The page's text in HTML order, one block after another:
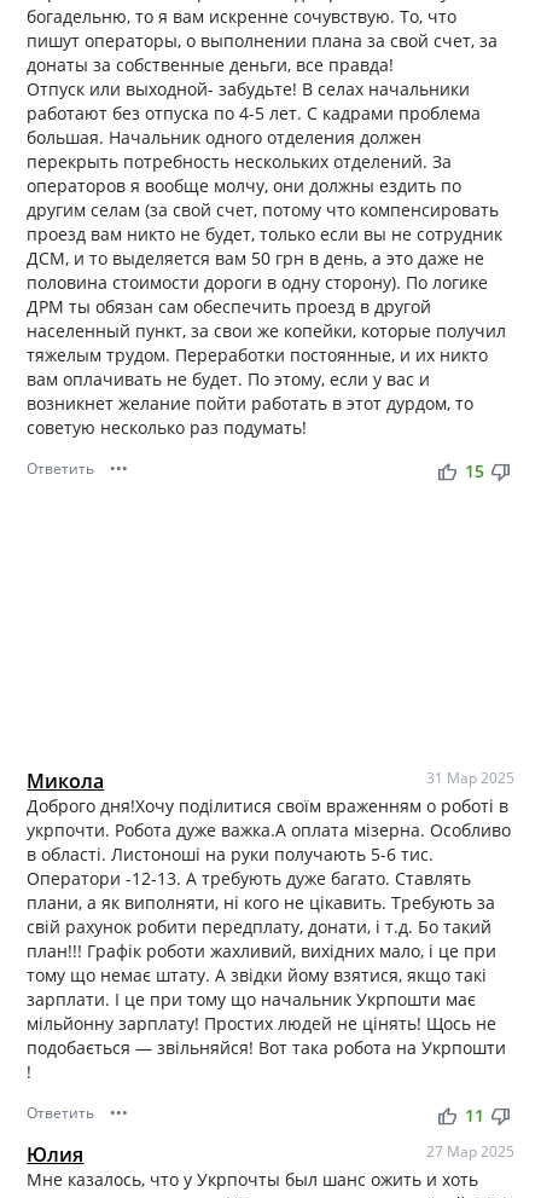
богадельню, то я вам искренне сочувствую. То, что
пишут операторы, о выполнении плана за свой счет, за
донаты за собственные деньги, все правда!
Отпуск или выходной- забудьте! В селах начальники
работают без отпуска по 4-5 лет. С кадрами проблема
большая. Начальник одного отделения должен
перекрыть потребность нескольких отделений. За
операторов я вообще молчу, они должны ездить по
другим селам (за свой счет, потому что компенсировать
проезд вам никто не будет, только если вы не сотрудник
ДСМ, и то выделяется вам 50 грн в день, а это даже не
половина стоимости дороги в одну сторону). По логике
ДРМ ты обязан сам обеспечить проезд в другой
населенный пункт, за свои же копейки, которые получил
тяжелым трудом. Переработки постоянные, и их никто
вам оплачивать не будет. По этому, если у вас и
возникнет желание пойти работать в этот дурдом, то
советую несколько раз подумать!
Ответить ••• thumb_up thumb_down
15
Микола 31 Мар 2025
Доброго дня!Хочу поділитися своїм враженням о роботі в
укрпочти. Робота дуже важка.А оплата мізерна. Особливо
в області. Листоноші на руки получають 5-6 тис.
Оператори -12-13. А требують дуже багато. Ставлять
плани, а як виполняти, ні кого не цікавить. Требують за
свій рахунок робити передплату, донати, і т.д. Бо такий
план!!! Графік роботи жахливий, вихідних мало, і це при
тому що немає штату. А звідки йому взятися, якщо такі
зарплати. І це при тому що начальник Укрпошти має
мільйонну зарплату! Простих людей не цінять! Щось не
подобається — звільняйся! Вот така робота на Укрпошти
!
Ответить ••• thumb_up thumb_down
11
Юлия 27 Мар 2025
Мне казалось, что у Укрпочты был шанс ожить и хоть